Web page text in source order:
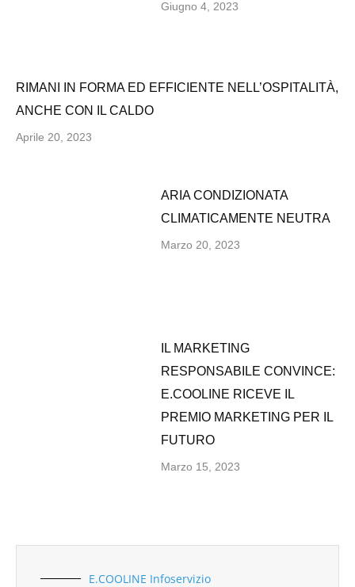
Giugno 4, 2023
RIMANI IN FORMA ED EFFICIENTE NELL’OSPITALITÀ,
ANCHE CON IL CALDO
Aprile 20, 2023
ARIA CONDIZIONATA
CLIMATICAMENTE NEUTRA
Marzo 20, 2023
IL MARKETING
RESPONSABILE CONVINCE:
E.COOLINE RICEVE IL
PREMIO MARKETING PER IL
FUTURO
Marzo 15, 2023
E.COOLINE Infoservizio